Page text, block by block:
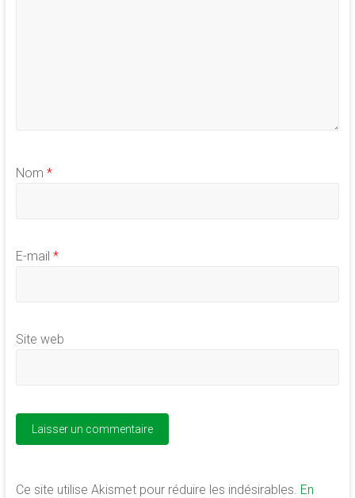
Nom *
E-mail *
Site web
Ce site utilise Akismet pour réduire les indésirables. En